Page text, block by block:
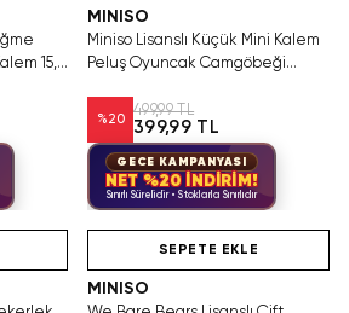
15,5
MINISO
Miniso Lisanslı Küçük Mini Kalem
Peluş Oyuncak Camgöbeği
%20
499,99 TL
399,99 TL
GECE KAMPANYASI
NET %20 İNDİRİM!
Sınırlı Sürelidir • Stoklarla Sınırlıdır
Tükenmeden Satın Al
SEPETE EKLE
MINISO